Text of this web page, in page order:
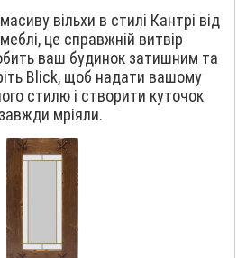
вільхи в стилі Кантрі від
це справжній витвір
ваш будинок затишним та
Blick, щоб надати вашому
стилю і створити куточок
мріяли.